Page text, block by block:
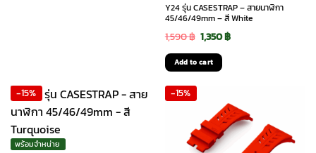
Y24 รุ่น CASESTRAP – สายนาฬิกา
45/46/49mm – สี White
1,590฿ Original
price
was:
1,350฿Current
Add to cart
-15%
พร้อมจำหน่าย
-15%